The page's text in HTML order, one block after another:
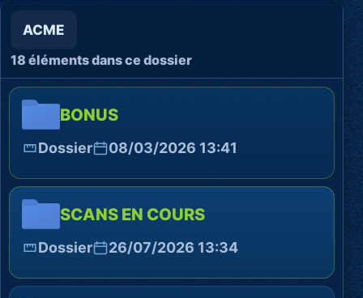
ACME
18 éléments dans ce dossier
BONUS
Dossier 08/03/2026 13:41
SCANS EN COURS
Dossier 26/07/2026 13:34